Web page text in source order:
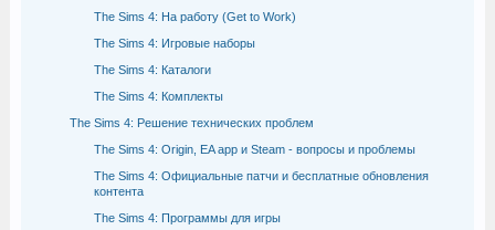
The Sims 4: На работу (Get to Work)
The Sims 4: Игровые наборы
The Sims 4: Каталоги
The Sims 4: Комплекты
The Sims 4: Решение технических проблем
The Sims 4: Origin, EA app и Steam - вопросы и проблемы
The Sims 4: Официальные патчи и бесплатные обновления
контента
The Sims 4: Программы для игры